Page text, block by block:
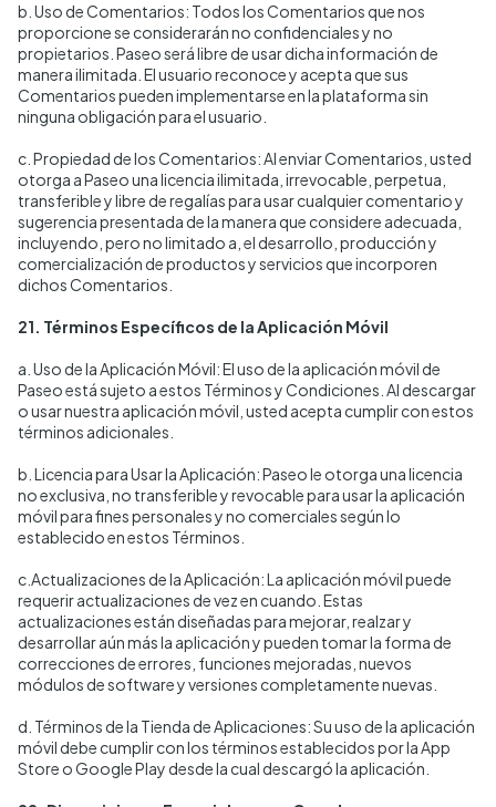
b. Uso de Comentarios: Todos los Comentarios que nos
proporcione se considerarán no confidenciales y no
propietarios. Paseo será libre de usar dicha información de
manera ilimitada. El usuario reconoce y acepta que sus
Comentarios pueden implementarse en la plataforma sin
ninguna obligación para el usuario.
c. Propiedad de los Comentarios: Al enviar Comentarios, usted
otorga a Paseo una licencia ilimitada, irrevocable, perpetua,
transferible y libre de regalías para usar cualquier comentario y
sugerencia presentada de la manera que considere adecuada,
incluyendo, pero no limitado a, el desarrollo, producción y
comercialización de productos y servicios que incorporen
dichos Comentarios.
21. Términos Específicos de la Aplicación Móvil
a. Uso de la Aplicación Móvil: El uso de la aplicación móvil de
Paseo está sujeto a estos Términos y Condiciones. Al descargar
o usar nuestra aplicación móvil, usted acepta cumplir con estos
términos adicionales.
b. Licencia para Usar la Aplicación: Paseo le otorga una licencia
no exclusiva, no transferible y revocable para usar la aplicación
móvil para fines personales y no comerciales según lo
establecido en estos Términos.
c.Actualizaciones de la Aplicación: La aplicación móvil puede
requerir actualizaciones de vez en cuando. Estas
actualizaciones están diseñadas para mejorar, realzar y
desarrollar aún más la aplicación y pueden tomar la forma de
correcciones de errores, funciones mejoradas, nuevos
módulos de software y versiones completamente nuevas.
d. Términos de la Tienda de Aplicaciones: Su uso de la aplicación
móvil debe cumplir con los términos establecidos por la App
Store o Google Play desde la cual descargó la aplicación.